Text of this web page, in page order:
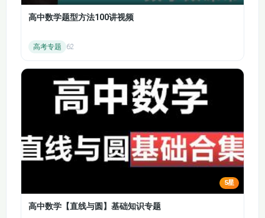
076【南北朝史】
078【南北朝史】
082【南北朝史】 083【南北朝史】
085【隋书】
086【隋书】 087【隋书】
090【隋书】
第 61-106 集：战国时期的七雄争霸与社会变革
法、商鞅变法等一系列改革，推动了各国的富国强兵，商鞅立木
取信为变法奠定了基础，但其 “作法自毙” 也令人唏嘘。围魏救
赵、田忌赛马等体现了战国时期的军事谋略。孟母三迁、缘木求
鱼、庄周梦蝶等反映了诸子百家的思想。苏秦合纵、张仪连横，
展现了战国时期复杂的外交斗争。胡服骑射是赵国的重要改革，
盗、冯谖市义、黄金台等故事反映了战国时期士人的作用。战神
白起战功赫赫，纸上谈兵的赵括则导致长平之战的惨败。毛遂自
程，为秦国的强大提供了保障。荆轲刺秦王的壮举流传千古，最
终秦始皇统一天下，建立秦朝，统一度量衡、文字等举措影响深
高中数学题型方法100讲视频
高考专题 62
5星
高中数学【直线与圆】基础知识专题